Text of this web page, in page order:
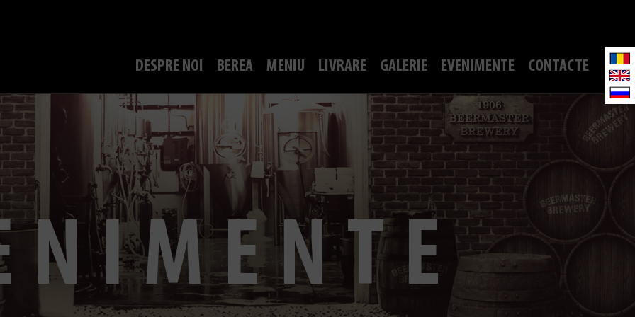
DESPRE NOI BEREA MENIU LIVRARE GALERIE EVENIMENTE CONTACTE